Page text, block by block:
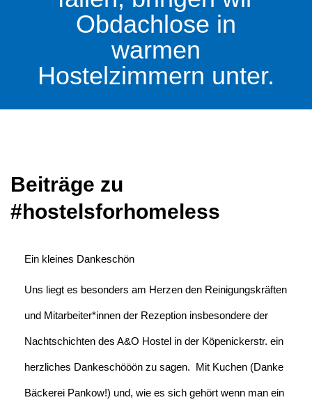
Obdachlose in
warmen
Hostelzimmern unter.
Beiträge zu
#hostelsforhomeless
Ein kleines Dankeschön
Uns liegt es besonders am Herzen den Reinigungskräften
und Mitarbeiter*innen der Rezeption insbesondere der
Nachtschichten des A&O Hostel in der Köpenickerstr. ein
herzliches Dankeschööön zu sagen. Mit Kuchen (Danke
Bäckerei Pankow!) und, wie es sich gehört wenn man ein